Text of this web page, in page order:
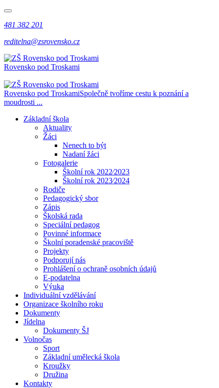
481 382 201
reditelna@zsrovensko.cz
Rovensko pod Troskami
Rovensko pod TroskamiSpolečně tvoříme cestu k poznání a
moudrosti ...
Základní škola
Aktuality
Žáci
Nenech to být
Nadaní žáci
Fotogalerie
Školní rok 2022⁄2023
Školní rok 2023⁄2024
Rodiče
Pedagogický sbor
Zápis
Školská rada
Speciální pedagog
Povinné informace
Školní poradenské pracoviště
Projekty
Podporují nás
Prohlášení o ochraně osobních údajů
E-podatelna
Výuka
Individuální vzdělávání
Organizace školního roku
Dokumenty
Jídelna
Dokumenty ŠJ
Volnočas
Sport
Základní umělecká škola
Kroužky
Družina
Kontakty